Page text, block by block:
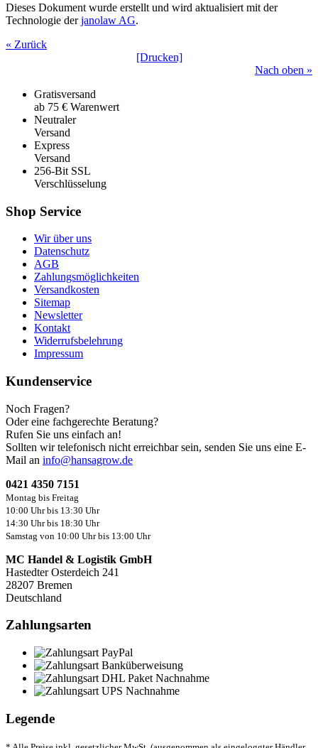
Dieses Dokument wurde erstellt und wird aktualisiert mit der
Technologie derjanolaw AG.
« Zurück
[Drucken]
Nach oben »
Gratisversand
ab 75 € Warenwert
Neutraler
Versand
Express
Versand
256-Bit SSL
Verschlüsselung
Shop Service
Wir über uns
Datenschutz
AGB
Zahlungsmöglichkeiten
Versandkosten
Sitemap
Newsletter
Kontakt
Widerrufsbelehrung
Impressum
Kundenservice
Noch Fragen?
Oder eine fachgerechte Beratung?
Rufen Sie uns einfach an!
Sollten wir telefonisch nicht erreichbar sein, senden Sie uns eine E-
Mail an info@hansagrow.de
0421 4350 7151
Montag bis Freitag
10:00 Uhr bis 13:30 Uhr
14:30 Uhr bis 18:30 Uhr
Samstag von 10:00 Uhr bis 13:00 Uhr
MC Handel & Logistik GmbH
Hastedter Osterdeich 241
28207 Bremen
Deutschland
Zahlungsarten
Legende